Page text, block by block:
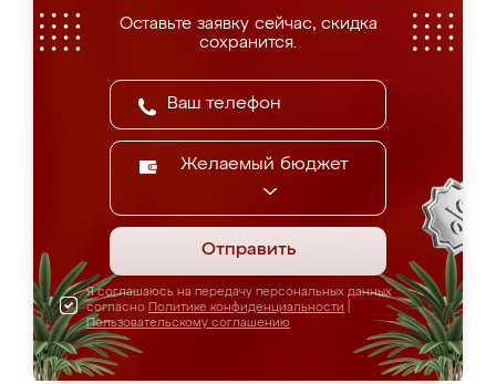
Оставьте заявку сейчас, скидка
сохранится.
Желаемый бюджет
Отправить
Я соглашаюсь на передачу персональных данных
согласно Политике конфиденциальности
Пользовательскому соглашению